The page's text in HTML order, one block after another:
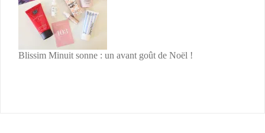
Blissim Minuit sonne : un avant goût de Noël !